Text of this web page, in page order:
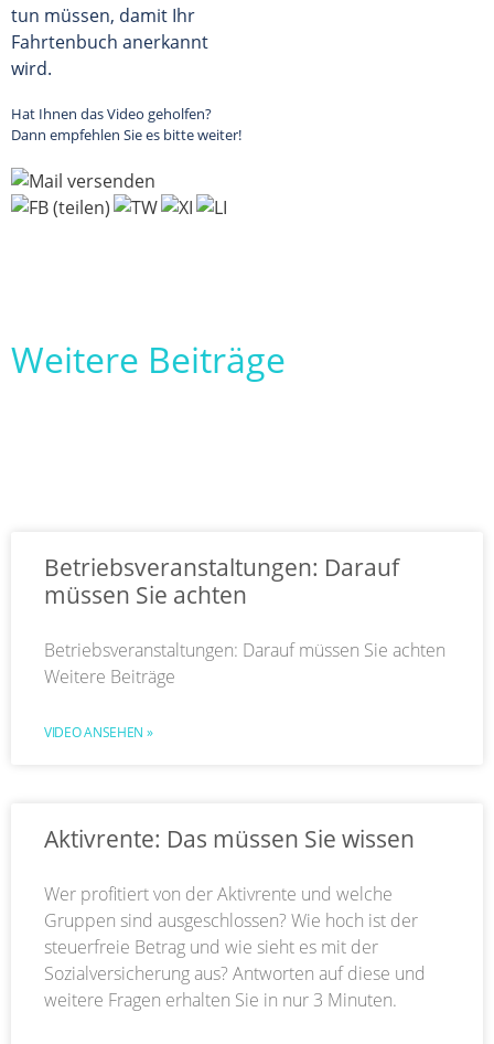
tun müssen, damit Ihr
Fahrtenbuch anerkannt
wird.
Hat Ihnen das Video geholfen?
Dann empfehlen Sie es bitte weiter!
Weitere Beiträge
Betriebsveranstaltungen: Darauf
müssen Sie achten
Betriebsveranstaltungen: Darauf müssen Sie achten
Weitere Beiträge
VIDEO ANSEHEN »
Aktivrente: Das müssen Sie wissen
Wer profitiert von der Aktivrente und welche
Gruppen sind ausgeschlossen? Wie hoch ist der
steuerfreie Betrag und wie sieht es mit der
Sozialversicherung aus? Antworten auf diese und
weitere Fragen erhalten Sie in nur 3 Minuten.